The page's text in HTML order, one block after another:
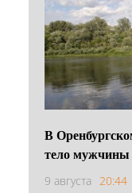
В
тело мужчины
9 августа 20:44